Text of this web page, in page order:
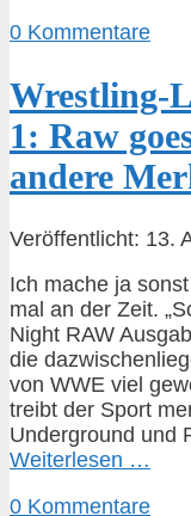
0 Kommentare
Wrestling-
1: Raw
andere
Veröffentlicht: 13.
Ich mache ja
mal an der Zeit.
Night RAW
die
von WWE viel
treibt der Sport
Underground und
Weiterlesen …
0 Kommentare